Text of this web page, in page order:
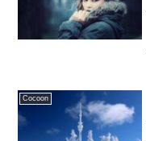
Cocoon